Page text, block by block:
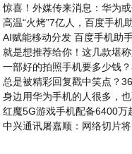
惊喜！外媒传来消息：华为
高温“火烤”7亿人，百度手机
AI赋能移动分发 百度手机助
就是想推荐给你！这几款堪
一部好的拍照手机要多少钱
总是被精彩回复戳中笑点？
身边用华为手机的人很多，
红魔5G游戏手机配备6400万
中兴通讯屠嘉顺：网络切片